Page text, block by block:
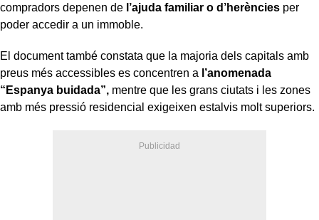
compradors depenen de l’ajuda familiar o d’herències per
poder accedir a un immoble.
El document també constata que la majoria dels capitals amb
preus més accessibles es concentren a l’anomenada
“Espanya buidada”, mentre que les grans ciutats i les zones
amb més pressió residencial exigeixen estalvis molt superiors.